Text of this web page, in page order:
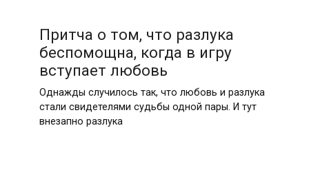
Притча о том, что разлука
беспомощна, когда в игру
вступает любовь
Однажды случилось так, что любовь и разлука
стали свидетелями судьбы одной пары. И тут
внезапно разлука